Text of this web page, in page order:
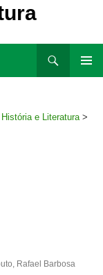
e Literatura >
Rafael Barbosa